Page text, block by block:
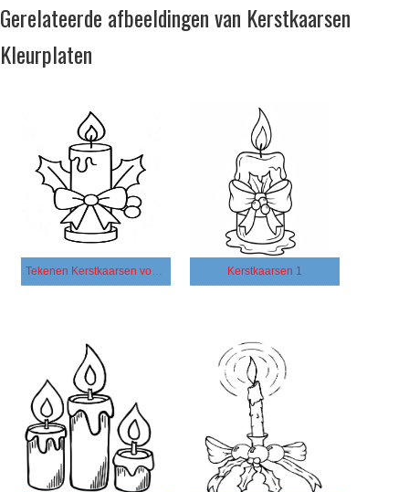
Gerelateerde afbeeldingen van Kerstkaarsen
Kleurplaten
Tekenen Kerstkaarsen voor kinderen Kerstkaarsen 1